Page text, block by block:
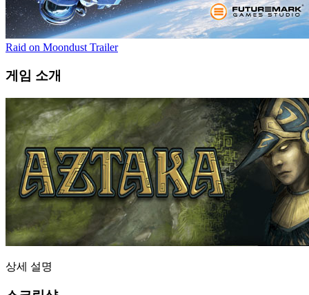
Raid on Moondust Trailer
게임 소개
상세 설명